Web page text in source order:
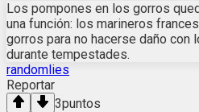
Los pompones en los gorros
una función: los marineros
gorros para no hacerse daño con
durante tempestades.
randomlies
Reportar
3puntos